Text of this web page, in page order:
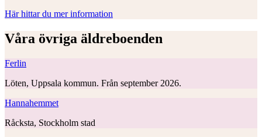
Här hittar du mer information
Våra övriga äldreboenden
Ferlin
Löten, Uppsala kommun. Från september 2026.
Hannahemmet
Råcksta, Stockholm stad